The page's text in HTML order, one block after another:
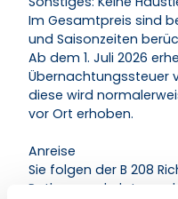
Im Gesamtpreis sind
und Saisonzeiten
Ab dem 1. Juli 2026
Übernachtungssteuer
diese wird
vor Ort erhoben.
Anreise
Sie folgen der B 208
Rathausparkplatz an